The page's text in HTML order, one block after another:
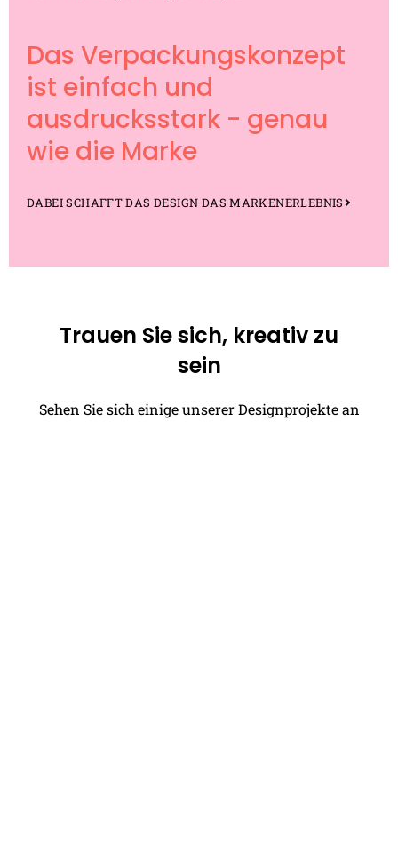
Das Verpackungskonzept
ist einfach und
ausdrucksstark - genau
wie die Marke
DABEI SCHAFFT DAS DESIGN DAS MARKENERLEBNIS
Trauen Sie sich, kreativ zu
sein
Sehen Sie sich einige unserer Designprojekte an